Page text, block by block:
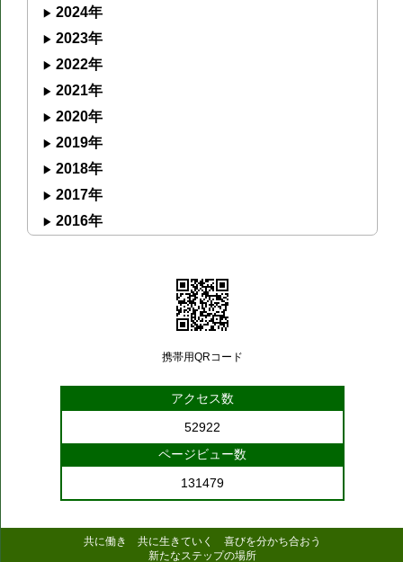
2024年
2023年
2022年
2021年
2020年
2019年
2018年
2017年
2016年
携帯用QRコード
アクセス数
52922
ページビュー数
131479
共に働き 共に生きていく 喜びを分かち合おう
新たなステップの場所